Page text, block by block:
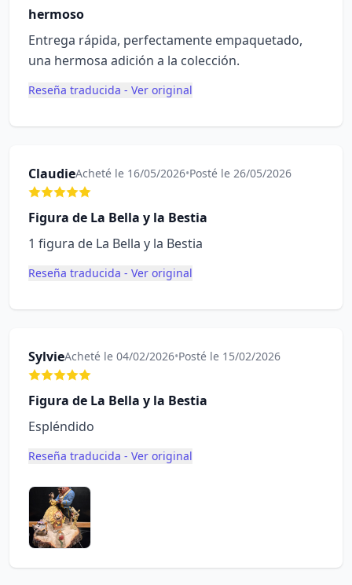
hermoso
Entrega rápida, perfectamente empaquetado,
una hermosa adición a la colección.
Reseña traducida - Ver original
ClaudieAcheté le 16/05/2026•Posté le 26/05/2026
Figura de La Bella y la Bestia
1 figura de La Bella y la Bestia
Reseña traducida - Ver original
SylvieAcheté le 04/02/2026•Posté le 15/02/2026
Figura de La Bella y la Bestia
Espléndido
Reseña traducida - Ver original